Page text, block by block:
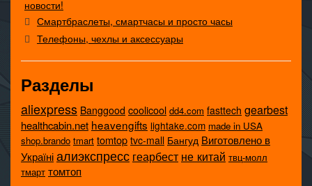
новости!
Смартбраслеты, смартчасы и просто часы
Телефоны, чехлы и аксессуары
Разделы
aliexpress Banggood coolicool dd4.com fasttech gearbest
healthcabin.net heavengifts lightake.com made in USA
shop.brando tmart tomtop tvc-mall Бангуд Виготовлено в
Україніалиэкспресс геарбест не китай твц-молл
тмарт томтоп